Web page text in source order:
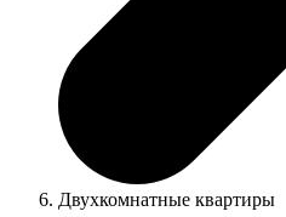
Двухкомнатные квартиры